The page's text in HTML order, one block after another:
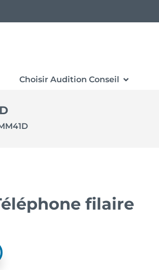
Choisir Audition Conseil
filaire